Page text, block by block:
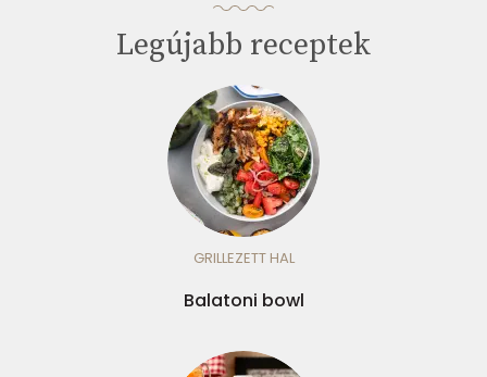
Legújabb receptek
GRILLEZETT HAL
Balatoni bowl